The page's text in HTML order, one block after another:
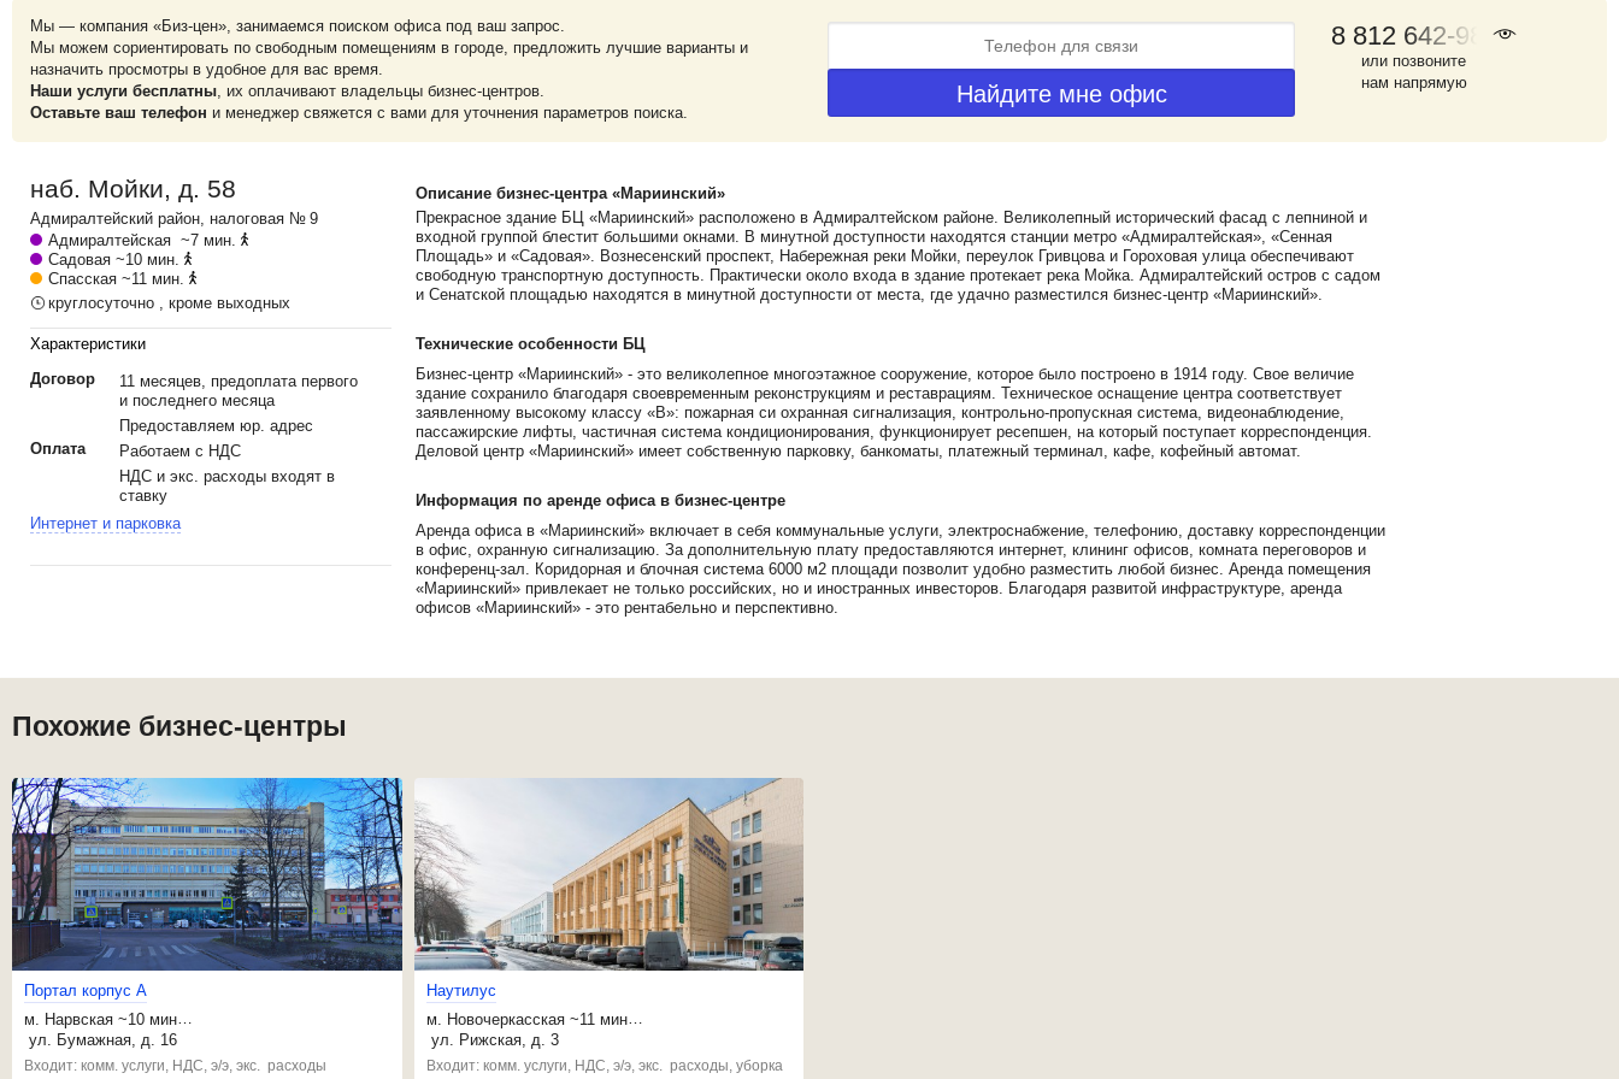
Мы — компания «Биз-цен», занимаемся поиском офиса под ваш запрос.
Мы можем сориентировать по свободным помещениям в городе, предложить лучшие варианты и
назначить просмотры в удобное для вас время.
Наши услуги бесплатны, их оплачивают владельцы бизнес-центров.
Оставьте ваш телефон и менеджер свяжется с вами для уточнения параметров поиска.
8 812 642-98-46
или позвоните
нам напрямую
наб. Мойки, д. 58
Адмиралтейский район, налоговая № 9
Адмиралтейская ~7 мин.
Садовая ~10 мин.
Спасская ~11 мин.
круглосуточно , кроме выходных
Характеристики
Договор
11 месяцев, предоплата первого
и последнего месяца
Предоставляем юр. адрес
Оплата
Работаем с НДС
НДС и экс. расходы входят в
ставку
Интернет и парковка
Описание бизнес-центра «Мариинский»
Прекрасное здание БЦ «Мариинский» расположено в Адмиралтейском районе. Великолепный исторический фасад с лепниной и
входной группой блестит большими окнами. В минутной доступности находятся станции метро «Адмиралтейская», «Сенная
Площадь» и «Садовая». Вознесенский проспект, Набережная реки Мойки, переулок Гривцова и Гороховая улица обеспечивают
свободную транспортную доступность. Практически около входа в здание протекает река Мойка. Адмиралтейский остров с садом
и Сенатской площадью находятся в минутной доступности от места, где удачно разместился бизнес-центр «Мариинский».
Технические особенности БЦ
Бизнес-центр «Мариинский» - это великолепное многоэтажное сооружение, которое было построено в 1914 году. Свое величие
здание сохранило благодаря своевременным реконструкциям и реставрациям. Техническое оснащение центра соответствует
заявленному высокому классу «В»: пожарная си охранная сигнализация, контрольно-пропускная система, видеонаблюдение,
пассажирские лифты, частичная система кондиционирования, функционирует ресепшен, на который поступает корреспонденция.
Деловой центр «Мариинский» имеет собственную парковку, банкоматы, платежный терминал, кафе, кофейный автомат.
Информация по аренде офиса в бизнес-центре
Аренда офиса в «Мариинский» включает в себя коммунальные услуги, электроснабжение, телефонию, доставку корреспонденции
в офис, охранную сигнализацию. За дополнительную плату предоставляются интернет, клининг офисов, комната переговоров и
конференц-зал. Коридорная и блочная система 6000 м2 площади позволит удобно разместить любой бизнес. Аренда помещения
«Мариинский» привлекает не только российских, но и иностранных инвесторов. Благодаря развитой инфраструктуре, аренда
офисов «Мариинский» - это рентабельно и перспективно.
Похожие бизнес-центры
Портал корпус А
м. Нарвская ~10 мин
,Кировский завод
~20 мин
,Фрунзенская~21 мин
ул. Бумажная, д. 16
Входит: комм. услуги, НДС, э/э, экс. расходы
Наутилус
м. Новочеркасская~11 мин
,Ладожская~14 мин
,Александра Невского пл.~14 мин
ул. Рижская, д. 3
Входит: комм. услуги, НДС, э/э, экс. расходы, уборка